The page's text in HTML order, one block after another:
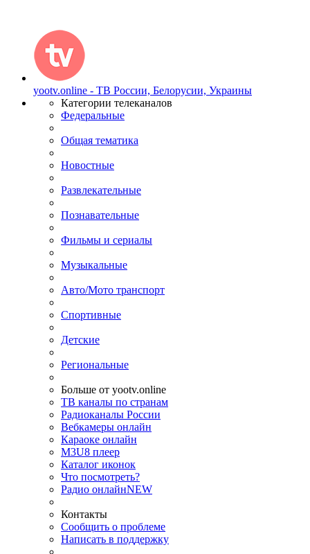
yootv.online - ТВ России, Белорусии, Украины
Категории телеканалов
Федеральные
Общая тематика
Новостные
Развлекательные
Познавательные
Фильмы и сериалы
Музыкальные
Авто/Мото транспорт
Спортивные
Детские
Региональные
Больше от yootv.online
ТВ каналы по странам
Радиоканалы России
Вебкамеры онлайн
Караоке онлайн
M3U8 плеер
Каталог иконок
Что посмотреть?
Радио онлайнNEW
Контакты
Сообщить о проблеме
Написать в поддержку